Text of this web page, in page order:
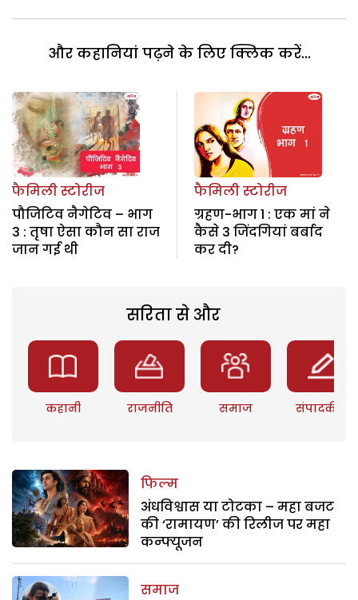
और कहानियां पढ़ने के लिए क्लिक करें...
फैमिली स्टोरीज
पौजिटिव नैगेटिव – भाग
3 : तृषा ऐसा कौन सा राज
जान गई थी
फैमिली स्टोरीज
ग्रहण-भाग 1 : एक मां ने
कैसे 3 जिंदगियां बर्बाद
कर दी?
सरिता से और
कहानी राजनीति समाज संपादकीय
फिल्म
अंधविश्वास या टोटका – महा बजट
की ‘रामायण’ की रिलीज पर महा
कन्फ्यूजन
समाज